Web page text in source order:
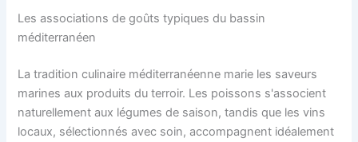
Les associations de goûts typiques du bassin
méditerranéen
La tradition culinaire méditerranéenne marie les saveurs
marines aux produits du terroir. Les poissons s'associent
naturellement aux légumes de saison, tandis que les vins
locaux, sélectionnés avec soin, accompagnent idéalement